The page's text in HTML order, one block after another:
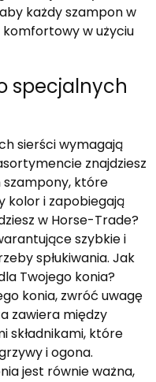
każdy szampon w
komfortowy w użyciu
specjalnych
sierści wymagają
znajdziesz
szampony, które
kolor i zapobiegają
w Horse-Trade?
szybkie i
spłukiwania. Jak
Twojego konia?
konia, zwróć uwagę
zawiera między
składnikami, które
i ogona.
jest równie ważna,